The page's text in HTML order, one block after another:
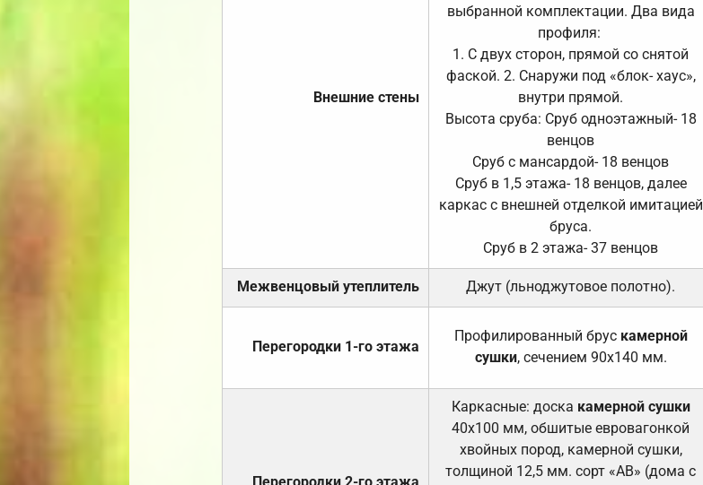
Внешние стены
выбранной комплектации. Два вида
профиля:
1. С двух сторон, прямой со снятой
фаской. 2. Снаружи под «блок- хаус»,
внутри прямой.
Высота сруба: Сруб одноэтажный- 18
венцов
Сруб с мансардой- 18 венцов
Сруб в 1,5 этажа- 18 венцов, далее
каркас с внешней отделкой имитацией
бруса.
Сруб в 2 этажа- 37 венцов
Межвенцовый утеплитель Джут (льноджутовое полотно).
Перегородки 1-го этажа
Профилированный брус камерной
сушки, сечением 90х140 мм.
Каркасные: доска камерной сушки
40х100 мм, обшитые евровагонкой
хвойных пород, камерной сушки,
толщиной 12,5 мм. сорт «АВ» (дома с